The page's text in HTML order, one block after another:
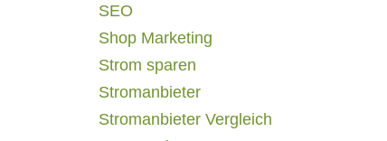
SEO
Shop Marketing
Strom sparen
Stromanbieter
Stromanbieter Vergleich